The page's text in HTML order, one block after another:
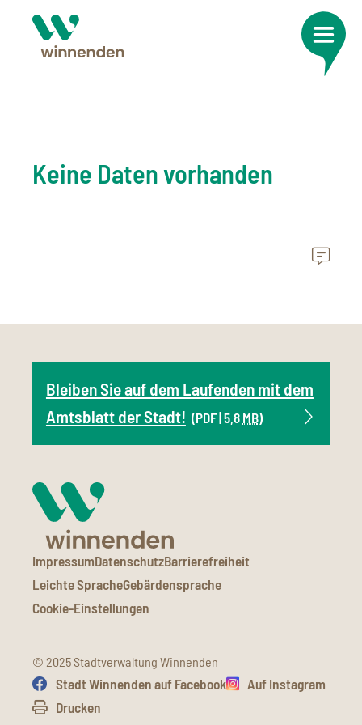
Keine Daten vorhanden
Bleiben Sie auf dem Laufenden mit dem
Amtsblatt der Stadt! (PDF | 5,8 MB)
ImpressumDatenschutzBarrierefreiheit
Leichte SpracheGebärdensprache
Cookie-Einstellungen
© 2025 Stadtverwaltung Winnenden
Stadt Winnenden auf Facebook
Auf Instagram
Drucken